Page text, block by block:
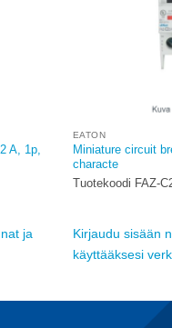
A, 1p,
ja
EATON
Miniature circuit
characte
Tuotekoodi FAZ-
Kirjaudu sisään
käyttääksesi